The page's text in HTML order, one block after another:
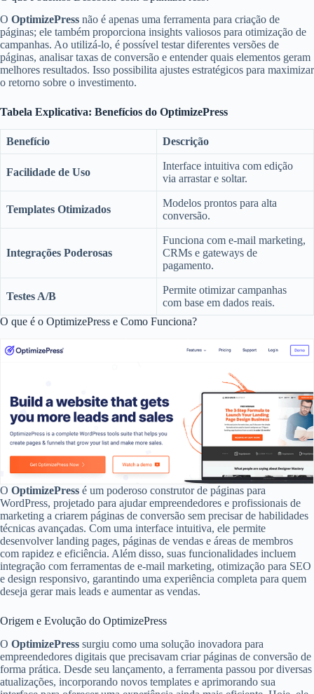
O OptimizePress não é apenas uma ferramenta para criação de
páginas; ele também proporciona insights valiosos para otimização de
campanhas. Ao utilizá-lo, é possível testar diferentes versões de
páginas, analisar taxas de conversão e entender quais elementos geram
melhores resultados. Isso possibilita ajustes estratégicos para maximizar
o retorno sobre o investimento.
Tabela Explicativa: Benefícios do OptimizePress
Benefício Descrição
Facilidade de Uso
Interface intuitiva com edição
via arrastar e soltar.
Templates Otimizados
Modelos prontos para alta
conversão.
Integrações Poderosas
Funciona com e-mail marketing,
CRMs e gateways de
pagamento.
Testes A/B
Permite otimizar campanhas
com base em dados reais.
O que é o OptimizePress e Como Funciona?
O OptimizePress é um poderoso construtor de páginas para
WordPress, projetado para ajudar empreendedores e profissionais de
marketing a criarem páginas de conversão sem precisar de habilidades
técnicas avançadas. Com uma interface intuitiva, ele permite
desenvolver landing pages, páginas de vendas e áreas de membros
com rapidez e eficiência. Além disso, suas funcionalidades incluem
integração com ferramentas de e-mail marketing, otimização para SEO
e design responsivo, garantindo uma experiência completa para quem
deseja gerar mais leads e aumentar as vendas.
Origem e Evolução do OptimizePress
O OptimizePress surgiu como uma solução inovadora para
empreendedores digitais que precisavam criar páginas de conversão de
forma prática. Desde seu lançamento, a ferramenta passou por diversas
atualizações, incorporando novos templates e aprimorando sua